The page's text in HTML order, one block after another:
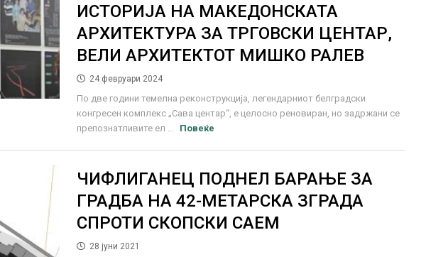
ИСТОРИЈА НА МАКЕДОНСКАТА
АРХИТЕКТУРА ЗА ТРГОВСКИ ЦЕНТАР,
ВЕЛИ АРХИТЕКТОТ МИШКО РАЛЕВ
24 февруари 2024
По две години темелна реконструкција, легендарниот белградски
конгресен комплекс „Сава центар“, е целосно реновиран, но задржани се
препознатливите ел ...
Повеќе
ЧИФЛИГАНЕЦ ПОДНЕЛ БАРАЊЕ ЗА
ГРАДБА НА 42-МЕТАРСКА ЗГРАДА
СПРОТИ СКОПСКИ САЕМ
28 јуни 2021